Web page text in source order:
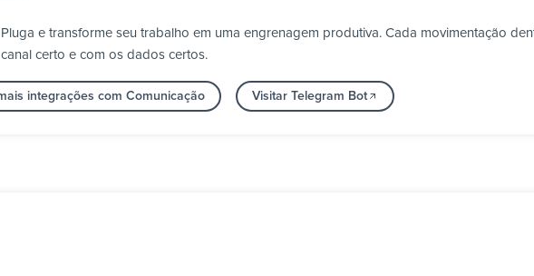
e transforme seu trabalho em uma engrenagem produtiva. Cada movimentação
certo e com os dados certos.
integrações com Comunicação Visitar Telegram Bot